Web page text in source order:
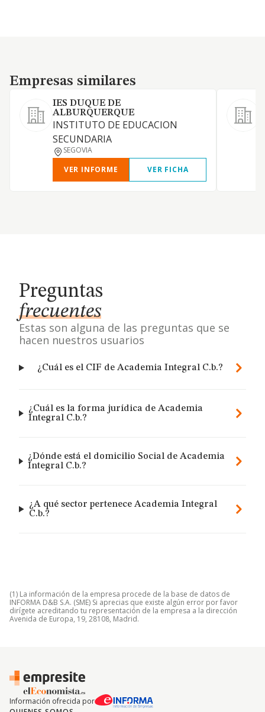
Empresas similares
Empresas similares
IES DUQUE DE
ALBURQUERQUE
INSTITUTO DE EDUCACION
SECUNDARIA
SEGOVIA
VER INFORME
VER FICHA
Preguntas
frecuentes
Estas son alguna de las preguntas que se
hacen nuestros usuarios
¿Cuál es el CIF de Academia Integral C.b.?
¿Cuál es la forma jurídica de Academia
Integral C.b.?
¿Dónde está el domicilio Social de Academia
Integral C.b.?
¿A qué sector pertenece Academia Integral
C.b.?
(1) La información de la empresa procede de la base de datos de
INFORMA D&B S.A. (SME) Si aprecias que existe algún error por favor
dirígete acreditando tu representación de la empresa a la dirección
Avenida de Europa, 19, 28108, Madrid.
Información ofrecida por